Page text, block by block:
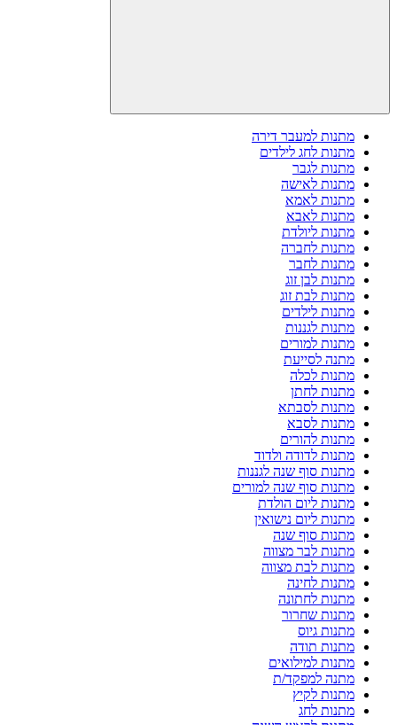
מתנות למעבר דירה
מתנות לחג לילדים
מתנות לגבר
מתנות לאישה
מתנות לאמא
מתנות לאבא
מתנות ליולדת
מתנות לחברה
מתנות לחבר
מתנות לבן זוג
מתנות לבת זוג
מתנות לילדים
מתנות לגננות
מתנות למורים
מתנה לסייעת
מתנות לכלה
מתנות לחתן
מתנות לסבתא
מתנות לסבא
מתנות להורים
מתנות לדודה ולדוד
מתנות סוף שנה לגננות
מתנות סוף שנה למורים
מתנות ליום הולדת
מתנות ליום נישואין
מתנות סוף שנה
מתנות לבר מצווה
מתנות לבת מצווה
מתנות לחינה
מתנות לחתונה
מתנות שחרור
מתנות גיוס
מתנות תודה
מתנות למילואים
מתנה למפקד/ת
מתנות לקיץ
מתנות לחג